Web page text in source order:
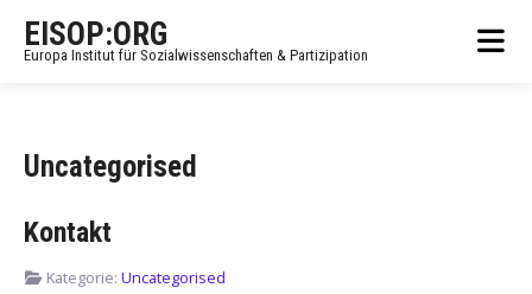
EISOP:ORG
Europa Institut für Sozialwissenschaften & Partizipation
Uncategorised
Kontakt
Kategorie: Uncategorised